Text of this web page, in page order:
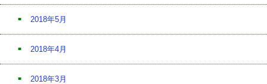
2018年5月
2018年4月
2018年3月